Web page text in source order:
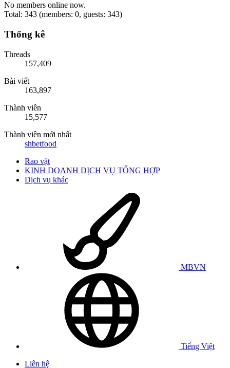
No members online now.
Total: 343 (members: 0, guests: 343)
Thống kê
Threads
157,409
Bài viết
163,897
Thành viên
15,577
Thành viên mới nhất
shbetfood
Rao vặt
KINH DOANH DỊCH VỤ TỔNG HỢP
Dịch vụ khác
MBVN
Tiếng Việt
Liên hệ